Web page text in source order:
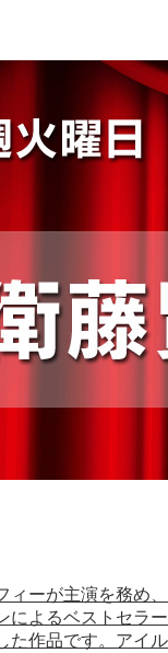
ィーが主演を務め、
によるベストセラー
た作品です。アイル